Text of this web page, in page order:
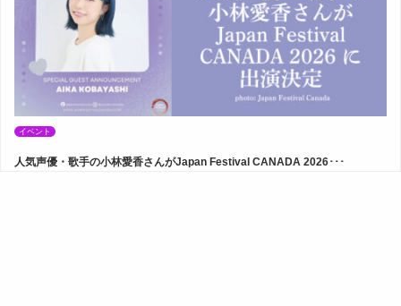
イベント
人気声優・歌手の小林愛香さんがJapan Festival CANADA 2026･･･